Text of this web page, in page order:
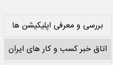
بررسی و معرفی اپلیکیشن ها
اتاق خبر کسب و کار های ایران